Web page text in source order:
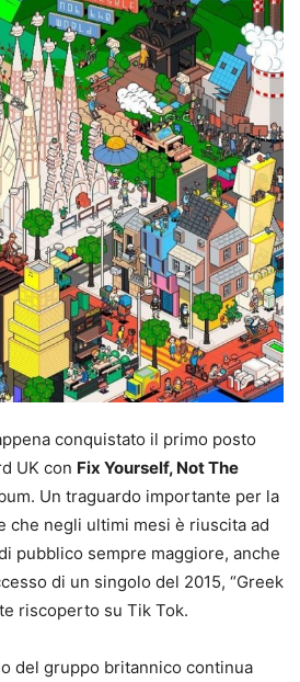
conquistato il primo posto
UK con Fix Yourself, Not The
Un traguardo importante per la
che negli ultimi mesi è riuscita ad
pubblico sempre maggiore, anche
di un singolo del 2015, “Greek
riscoperto su Tik Tok.
del gruppo britannico continua